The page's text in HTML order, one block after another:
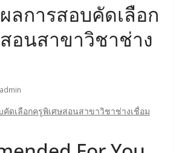
ลการสอบคัดเลือก
อนสาขาวิชาช่าง
admin
ดเลือกครูพิเศษสอนสาขาวิชาช่างเชื่อม